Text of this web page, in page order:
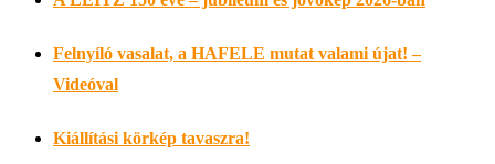
Felnyíló vasalat, a HAFELE mutat valami újat! –
Videóval
Kiállítási körkép tavaszra!